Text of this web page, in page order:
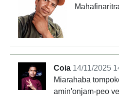
Mahafinaritra
Coia 14/11/2025
Miarahaba
amin'onjam-peo